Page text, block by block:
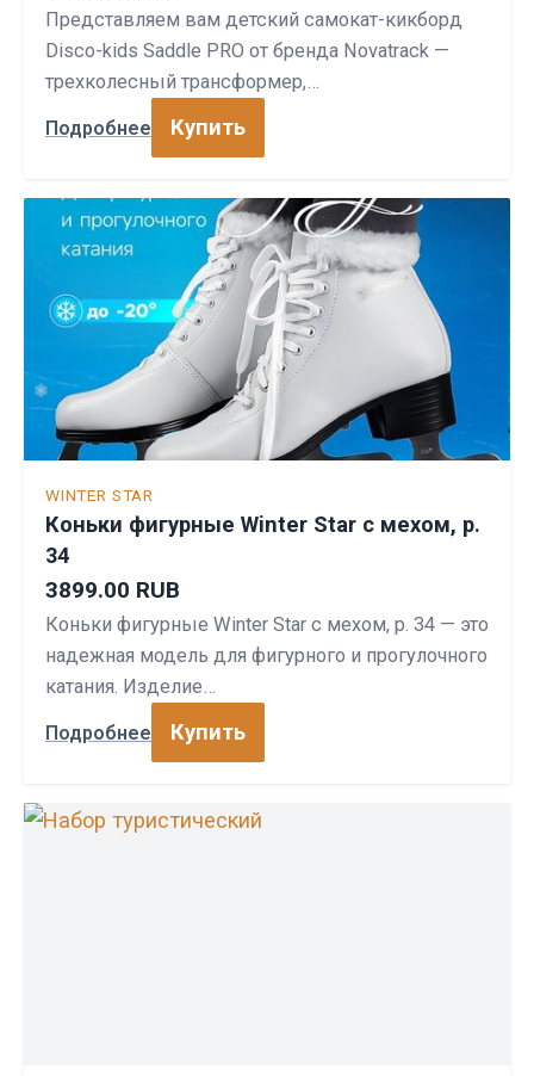
Представляем вам детский самокат-кикборд
Disco-kids Saddle PRO от бренда Novatrack —
трехколесный трансформер,…
Подробнее Купить
WINTER STAR
Коньки фигурные Winter Star с мехом, р.
34
3899.00 RUB
Коньки фигурные Winter Star с мехом, р. 34 — это
надежная модель для фигурного и прогулочного
катания. Изделие…
Подробнее Купить